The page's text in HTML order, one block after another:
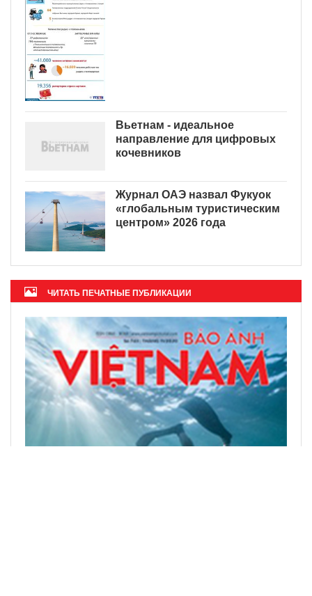
Вьетнам - идеальное
направление для цифровых
кочевников
Журнал ОАЭ назвал Фукуок
«глобальным туристическим
центром» 2026 года
ЧИТАТЬ ПЕЧАТНЫЕ ПУБЛИКАЦИИ